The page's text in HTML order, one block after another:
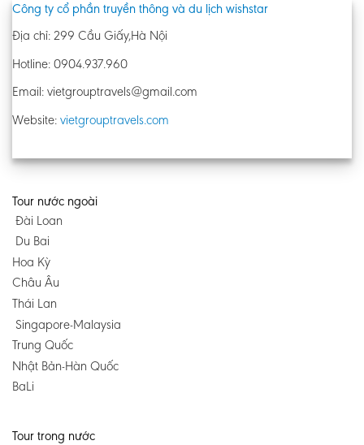
Công ty cổ phần truyền thông và du lịch wishstar
Địa chỉ: 299 Cầu Giấy,Hà Nội
Hotline: 0904.937.960
Email: vietgrouptravels@gmail.com
Website: vietgrouptravels.com
Tour nước ngoài
Đài Loan
Du Bai
Hoa Kỳ
Châu Âu
Thái Lan
Singapore-Malaysia
Trung Quốc
Nhật Bản-Hàn Quốc
BaLi
Tour trong nước